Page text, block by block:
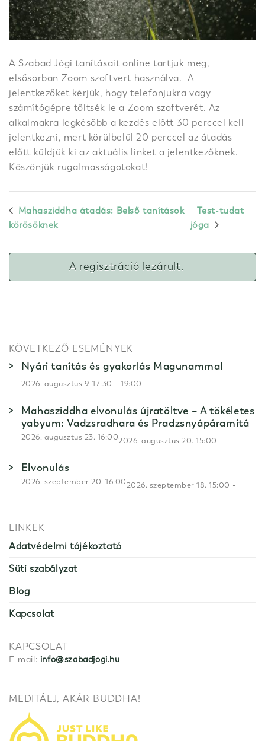
A Szabad Jógi tanításait online tartjuk meg,
elsősorban Zoom szoftvert használva. A
jelentkezőket kérjük, hogy telefonjukra vagy
számítógépre töltsék le a Zoom szoftverét. Az
alkalmakra legkésőbb a kezdés előtt 30 perccel kell
jelentkezni, mert körülbelül 20 perccel az átadás
előtt küldjük ki az aktuális linket a jelentkezőknek.
Köszönjük rugalmasságotokat!
Mahasziddha átadás: Belső tanítások
körösöknek
Test-tudat
jóga
A regisztráció lezárult.
KÖVETKEZŐ ESEMÉNYEK
Nyári tanítás és gyakorlás Magunammal
2026. augusztus 9. 17:30 -19:00
Mahasziddha elvonulás újratöltve – A tökéletes
yabyum: Vadzsradhara és Pradzsnyápáramitá
2026. augusztus 20. 15:00 -
2026. augusztus 23. 16:00
Elvonulás
2026. szeptember 18. 15:00 -
2026. szeptember 20. 16:00
LINKEK
Adatvédelmi tájékoztató
Süti szabályzat
Blog
Kapcsolat
KAPCSOLAT
E-mail: info@szabadjogi.hu
MEDITÁLJ, AKÁR BUDDHA!